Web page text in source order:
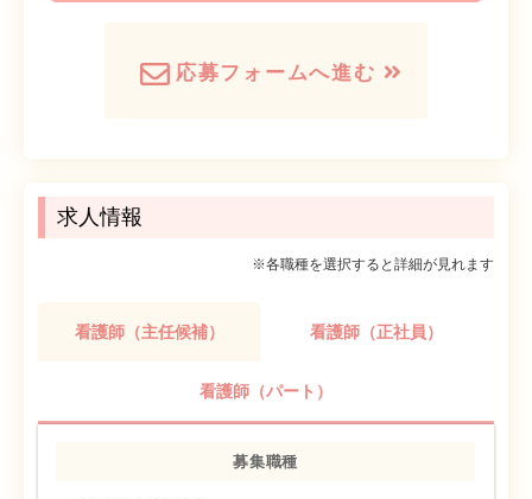
応募フォームへ進む
求人情報
※各職種を選択すると詳細が見れます
看護師（主任候補）
募集職種
看護師（正社員）
看護師（パート）